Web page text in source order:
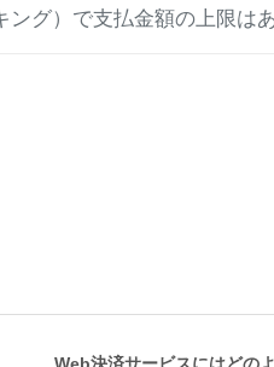
グ）で支払金額の上限は